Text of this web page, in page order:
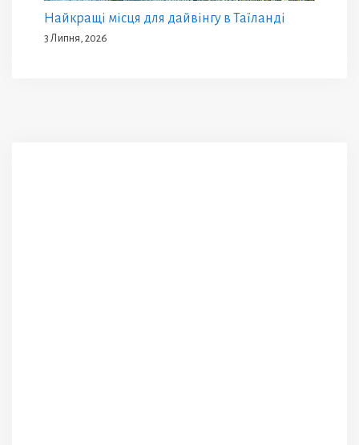
Найкращі місця для дайвінгу в Таїланді
3 Липня, 2026